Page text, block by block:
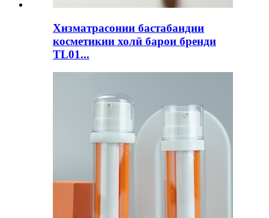
Хизматрасонии бастабандии
косметикии холӣ барои бренди
TL01...